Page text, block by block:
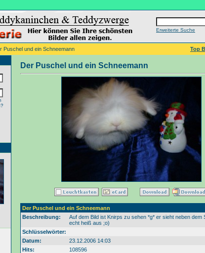
Erweiterte Suche
Puschel und ein Schneemann Top
Der Puschel und ein Schneemann
Der Puschel und ein Schneemann
Beschreibung:
Auf dem Bild ist Knirps zu sehen *g* er sieht neben dem
echt heiß aus ;o)
Schlüsselwörter:
Datum:
23.12.2006 14:03
Hits:
108596